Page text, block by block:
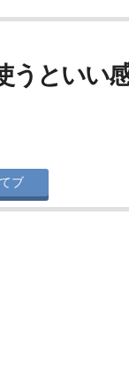
うといい
ブ